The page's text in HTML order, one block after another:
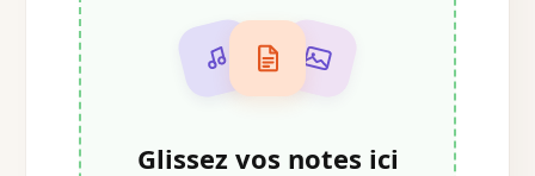
Glissez vos notes ici